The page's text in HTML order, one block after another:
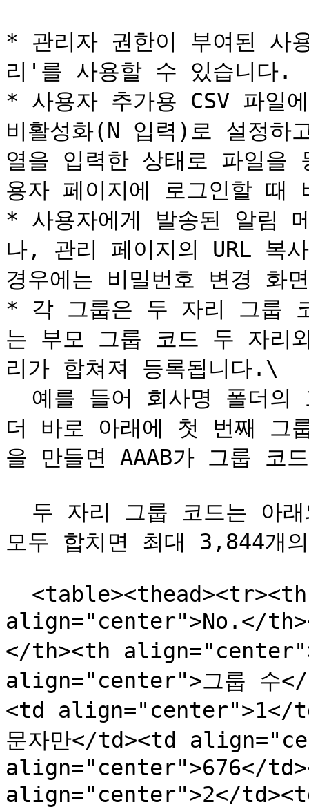
* 관리자 권한이 부여된 사
리'를 사용할 수 있습니다.
* 사용자 추가용 CSV 파일
비활성화(N 입력)로 설정하
열을 입력한 상태로 파일을
용자 페이지에 로그인할 때
* 사용자에게 발송된 알림
나, 관리 페이지의 URL 복
경우에는 비밀번호 변경 화
* 각 그룹은 두 자리 그룹
는 부모 그룹 코드 두 자리
리가 합쳐져 등록됩니다.\
더 바로 아래에 첫 번째 그
을 만들면 AAAB가 그룹 코
모두 합치면 최대 3,844개
align="center">No.</
</th><th
align="center">그룹 수
<td align="center">1</
문자만</td><td
align="center">676</
align="center">2</